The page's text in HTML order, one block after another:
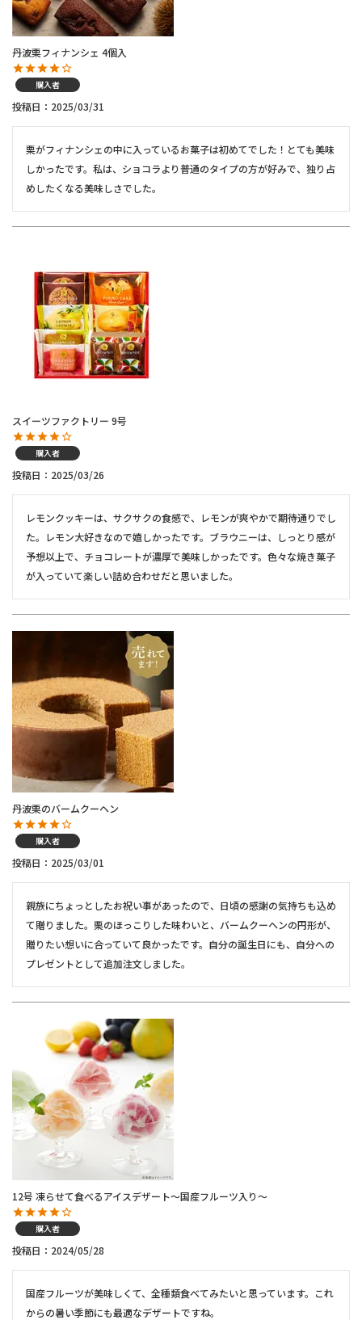
丹波栗フィナンシェ 4個入
購入者
投稿日 2025/03/31
栗がフィナンシェの中に入っているお菓子は初めてでした！とても美味
しかったです。私は、ショコラより普通のタイプの方が好みで、独り占
めしたくなる美味しさでした。
スイーツファクトリー 9号
購入者
投稿日 2025/03/26
レモンクッキーは、サクサクの食感で、レモンが爽やかで期待通りでし
た。レモン大好きなので嬉しかったです。ブラウニーは、しっとり感が
予想以上で、チョコレートが濃厚で美味しかったです。色々な焼き菓子
が入っていて楽しい詰め合わせだと思いました。
丹波栗のバームクーヘン
購入者
投稿日 2025/03/01
親族にちょっとしたお祝い事があったので、日頃の感謝の気持ちも込め
て贈りました。栗のほっこりした味わいと、バームクーヘンの円形が、
贈りたい想いに合っていて良かったです。自分の誕生日にも、自分への
プレゼントとして追加注文しました。
12号 凍らせて食べるアイスデザート～国産フルーツ入り～
購入者
投稿日 2024/05/28
国産フルーツが美味しくて、全種類食べてみたいと思っています。これ
からの暑い季節にも最適なデザートですね。